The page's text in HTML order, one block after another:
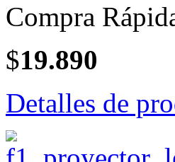
Compra
$19.890
Detalles de